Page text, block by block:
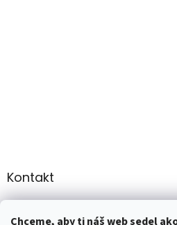
Chceme, aby ti náš web sedel
Kontakt